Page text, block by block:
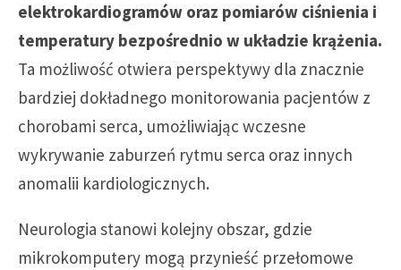
elektrokardiogramów oraz pomiarów ciśnienia i
temperatury bezpośrednio w układzie krążenia.
Ta możliwość otwiera perspektywy dla znacznie
bardziej dokładnego monitorowania pacjentów z
chorobami serca, umożliwiając wczesne
wykrywanie zaburzeń rytmu serca oraz innych
anomalii kardiologicznych.
Neurologia stanowi kolejny obszar, gdzie
mikrokomputery mogą przynieść przełomowe